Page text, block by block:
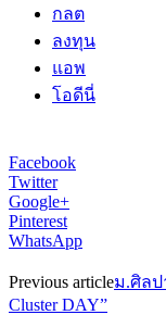
กลต
ลงทุน
แอพ
โอดีนี่
Facebook
Twitter
Google+
Pinterest
WhatsApp
Previous articleม.ศิลป
Cluster DAY”